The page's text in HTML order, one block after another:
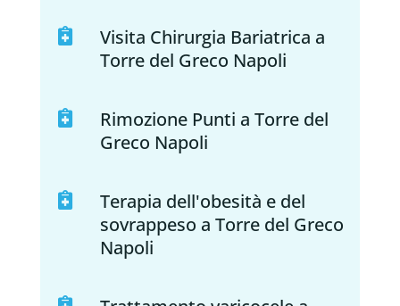

Visita Chirurgia Bariatrica a
Torre del Greco Napoli

Rimozione Punti a Torre del
Greco Napoli

Terapia dell'obesità e del
sovrappeso a Torre del Greco
Napoli